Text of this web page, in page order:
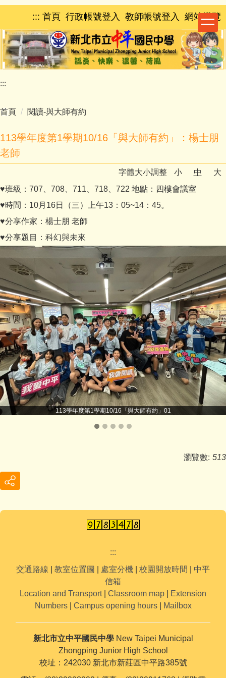
跳
主
要
內
容
區
::: 首頁 行政帳號登入 教師帳號登入 網站導覽
:::
首頁 閱讀-與大師有約
113學年度第1學期10/16「與大師有約」：楊士朋
老師
字體大小調整 小 中
大
♥班級：707、708、711、718、722 地點：四樓會議室
♥時間：10月16日（三）上午13：05~14：45。
♥分享作家：楊士朋 老師
♥分享題目：科幻與未來
113學年度第1學期10/16「與大師有約」01
瀏覽數: 513
:::
交通路線
教室位置圖 處室分機 校園開放時間
中平
信箱
Location and Transport| Classroom map
Extension
Numbers| Campus opening hours| Mailbox
新北市立中平國民中學 New Taipei Municipal
Zhongping Junior High School
校址：242030 新北市新莊區中平路385號